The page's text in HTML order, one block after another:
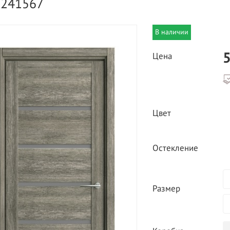
ДОСТАВКА ОТ 40
МКАД
выгодным ценам
В наличии
Цена
Цвет
Остекление
Размер